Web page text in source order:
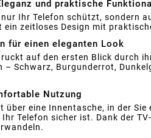
und praktische
Ihr Telefon schützt,
ein zeitloses Design mit
für einen eleganten Look
auf den ersten Blick durch
– Schwarz, Burgunderrot,
Nutzung
über eine Innentasche, in der
Telefon sicher ist. Dank der